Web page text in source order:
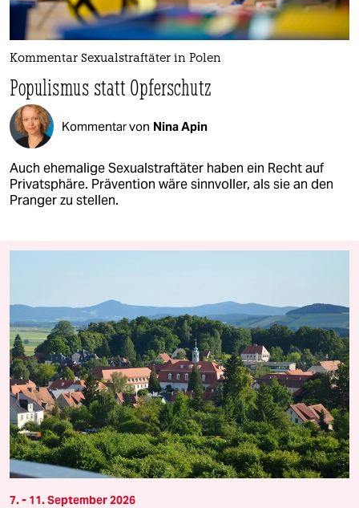
Kommentar Sexualstraftäter in Polen
Populismus statt Opferschutz
Kommentar von Nina Apin
Auch ehemalige Sexualstraftäter haben ein Recht auf
Privatsphäre. Prävention wäre sinnvoller, als sie an den
Pranger zu stellen.
7. - 11. September 2026